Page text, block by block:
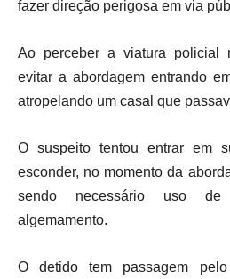
fazer direção perigosa em via
Ao perceber a viatura policial
evitar a abordagem entrando
atropelando um casal que
O suspeito tentou entrar em
esconder, no momento da
sendo necessário uso
algemamento.
O detido tem passagem